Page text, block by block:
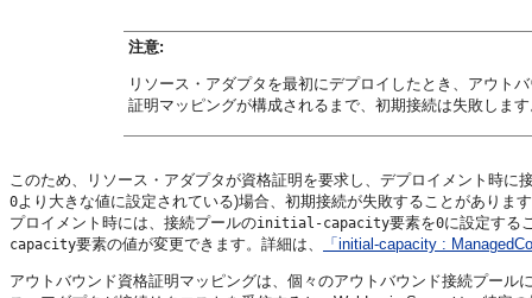
注意:
リソース・アダプタを最初にデプロイしたとき、アウト
証明マッピングが構成されるまで、初期接続は失敗します
このため、リソース・アダプタが資格証明を要求し、デプロイメント時に
0より大きな値に設定されている)場合、初期接続が失敗することがあり
プロイメント時には、接続プールのinitial-capacity要素を0に設定する
capacity要素の値が変更できます。詳細は、 「initial-capacity :
アウトバウンド資格証明マッピングは、個々のアウトバウンド接続プー